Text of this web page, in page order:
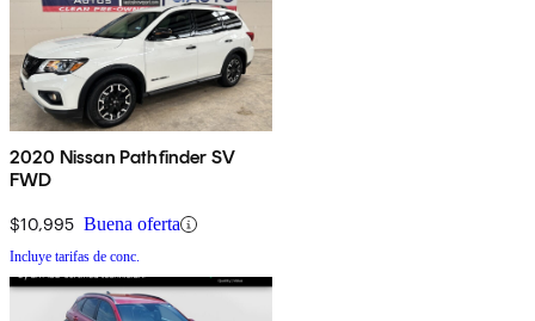
2020 Nissan Pathfinder SV
FWD
$10,995 Buena oferta
Incluye tarifas de conc.